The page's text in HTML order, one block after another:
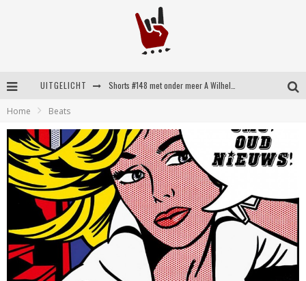
UITGELICHT
Britse emorockers van Basement maken tweede comeback met het indrukwekkende ‘Wired’
Shorts #149 met onder meer No Cure, Eva Under Fire, The Hu en Sleeping With Sirens
Home Beats